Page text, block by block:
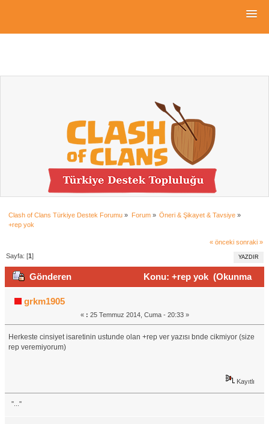
Clash of Clans Türkiye Destek Forumu » Forum» Öneri & Şikayet & Tavsiye»
+rep yok
« önceki sonraki »
YAZDIR
Sayfa: [1]
Gönderen
Konu: +rep yok (Okunma
sayısı 2261 defa)
grkm1905
« : 25 Temmuz 2014, Cuma - 20:33 »
Herkeste cinsiyet isaretinin ustunde olan +rep ver yazısı bnde cikmiyor (size
rep veremiyorum)
Kayıtlı
''...''